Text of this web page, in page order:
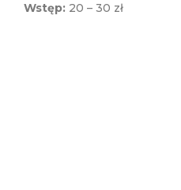
Wstęp: 20 – 30 zł